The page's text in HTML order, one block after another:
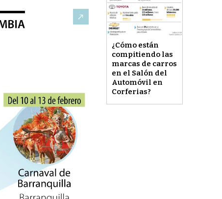
¿Cómo están
compitiendo las
marcas de carros
en el Salón del
Automóvil en
Corferias?